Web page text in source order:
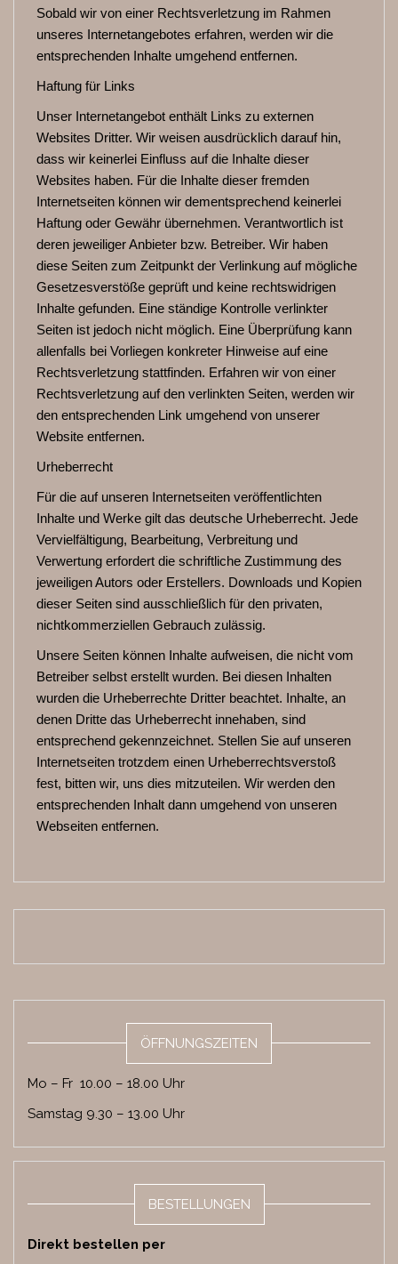
Sobald wir von einer Rechtsverletzung im Rahmen
unseres Internetangebotes erfahren, werden wir die
entsprechenden Inhalte umgehend entfernen.
Haftung für Links
Unser Internetangebot enthält Links zu externen
Websites Dritter. Wir weisen ausdrücklich darauf hin,
dass wir keinerlei Einfluss auf die Inhalte dieser
Websites haben. Für die Inhalte dieser fremden
Internetseiten können wir dementsprechend keinerlei
Haftung oder Gewähr übernehmen. Verantwortlich ist
deren jeweiliger Anbieter bzw. Betreiber. Wir haben
diese Seiten zum Zeitpunkt der Verlinkung auf mögliche
Gesetzesverstöße geprüft und keine rechtswidrigen
Inhalte gefunden. Eine ständige Kontrolle verlinkter
Seiten ist jedoch nicht möglich. Eine Überprüfung kann
allenfalls bei Vorliegen konkreter Hinweise auf eine
Rechtsverletzung stattfinden. Erfahren wir von einer
Rechtsverletzung auf den verlinkten Seiten, werden wir
den entsprechenden Link umgehend von unserer
Website entfernen.
Urheberrecht
Für die auf unseren Internetseiten veröffentlichten
Inhalte und Werke gilt das deutsche Urheberrecht. Jede
Vervielfältigung, Bearbeitung, Verbreitung und
Verwertung erfordert die schriftliche Zustimmung des
jeweiligen Autors oder Erstellers. Downloads und Kopien
dieser Seiten sind ausschließlich für den privaten,
nichtkommerziellen Gebrauch zulässig.
Unsere Seiten können Inhalte aufweisen, die nicht vom
Betreiber selbst erstellt wurden. Bei diesen Inhalten
wurden die Urheberrechte Dritter beachtet. Inhalte, an
denen Dritte das Urheberrecht innehaben, sind
entsprechend gekennzeichnet. Stellen Sie auf unseren
Internetseiten trotzdem einen Urheberrechtsverstoß
fest, bitten wir, uns dies mitzuteilen. Wir werden den
entsprechenden Inhalt dann umgehend von unseren
Webseiten entfernen.
ÖFFNUNGSZEITEN
Mo – Fr 10.00 – 18.00 Uhr
Samstag 9.30 – 13.00 Uhr
BESTELLUNGEN
Direkt bestellen per